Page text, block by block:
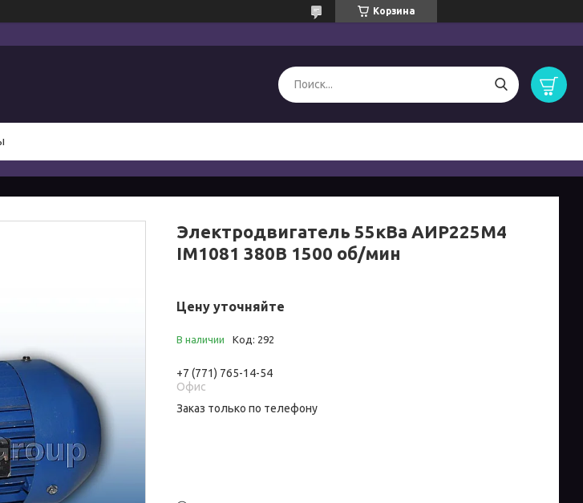
Корзина
Электродвигатель 55кВа АИР225M4
IM1081 380B 1500 об/мин
Цену уточняйте
В наличии Код: 292
+7 (771) 765-14-54
Офис
Заказ только по телефону